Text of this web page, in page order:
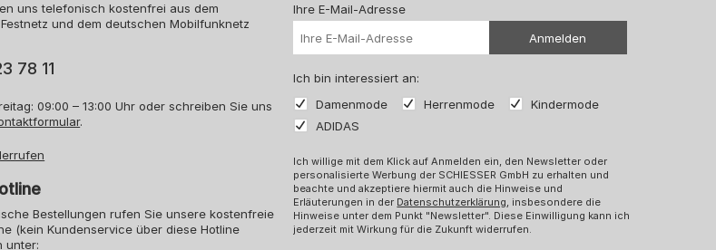
uns telefonisch kostenfrei aus dem
und dem deutschen Mobilfunknetz
78 11
09:00 – 13:00 Uhr oder schreiben Sie uns
.
Bestellungen rufen Sie unsere kostenfreie
(kein Kundenservice über diese Hotline
unter:
Ihre E-Mail-Adresse
Anmelden
Ich bin interessiert an:
Damenmode
Herrenmode
Kindermode
ADIDAS
Ich willige mit dem Klick auf Anmelden ein, den Newsletter oder
personalisierte Werbung der SCHIESSER GmbH zu erhalten und
beachte und akzeptiere hiermit auch die Hinweise und
Erläuterungen in der Datenschutzerklärung, insbesondere die
Hinweise unter dem Punkt "Newsletter". Diese Einwilligung kann ich
jederzeit mit Wirkung für die Zukunft widerrufen.